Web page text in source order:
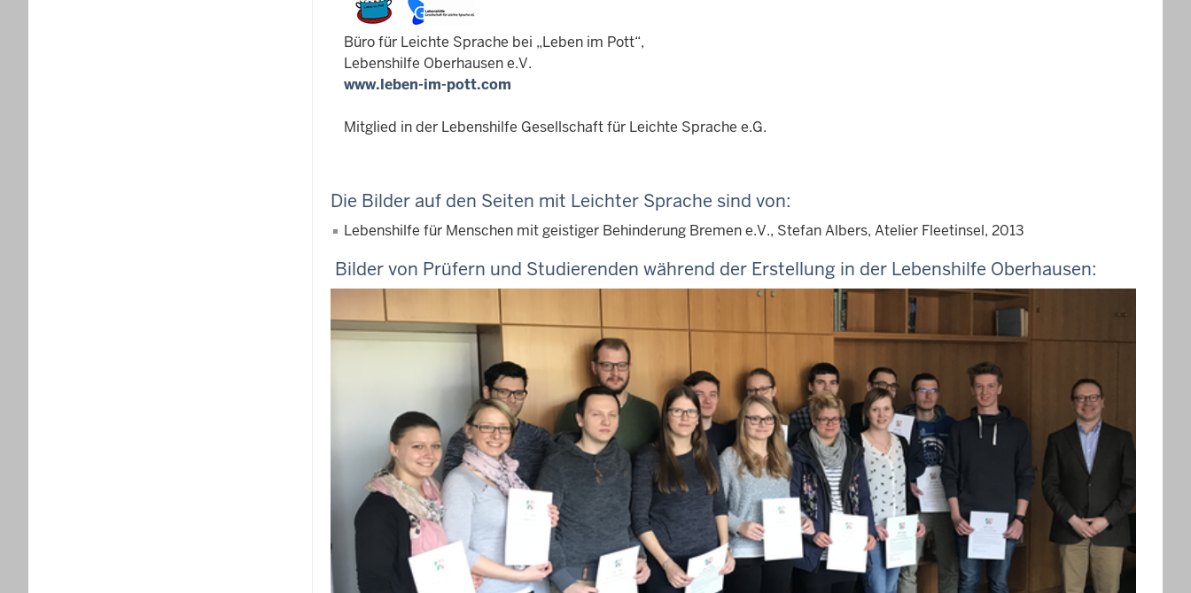
Büro für Leichte Sprache bei „Leben im Pott“,
Lebenshilfe Oberhausen e.V.
www.leben-im-pott.com
Mitglied in der Lebenshilfe Gesellschaft für Leichte Sprache e.G.
Die Bilder auf den Seiten mit Leichter Sprache sind von:
Lebenshilfe für Menschen mit geistiger Behinderung Bremen e.V., Stefan Albers, Atelier Fleetinsel, 2013
Bilder von Prüfern und Studierenden während der Erstellung in der Lebenshilfe Oberhausen: